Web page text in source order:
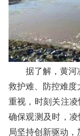
据了解，黄河
救护难、防控难度
重视，时刻关注
确保观测及时，
局坚持创新驱动